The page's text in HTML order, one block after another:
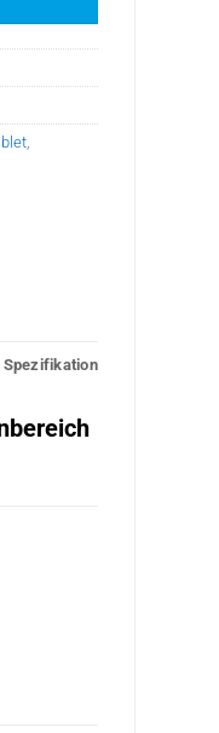
,
Spezifikation